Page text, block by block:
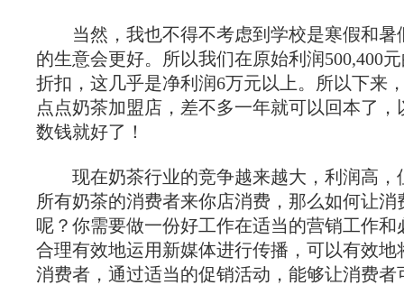
当然，我也不得不考虑到学校是寒假和暑
的生意会更好。所以我们在原始利润500,400
折扣，这几乎是净利润6万元以上。所以下来
点点奶茶加盟店，差不多一年就可以回本了
数钱就好了！
现在奶茶行业的竞争越来越大，利润高，
所有奶茶的消费者来你店消费，那么如何让消
呢？你需要做一份好工作在适当的营销工作和
合理有效地运用新媒体进行传播，可以有效地
消费者，通过适当的促销活动，能够让消费者